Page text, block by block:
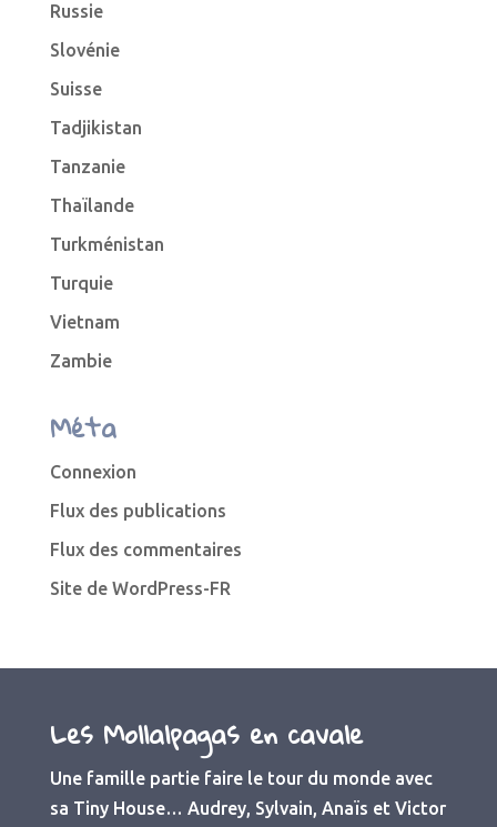
Russie
Slovénie
Suisse
Tadjikistan
Tanzanie
Thaïlande
Turkménistan
Turquie
Vietnam
Zambie
Méta
Connexion
Flux des publications
Flux des commentaires
Site de WordPress-FR
Les Mollalpagas en cavale
Une famille partie faire le tour du monde avec
sa Tiny House… Audrey, Sylvain, Anaïs et Victor